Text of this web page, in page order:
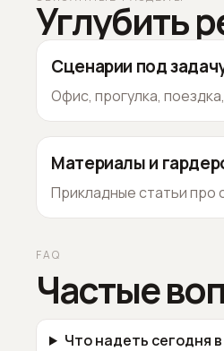
Углубить
Сценарии под
Офис, прогулка,
Материалы и
Прикладные статьи про
FAQ
Частые
Что надеть сегодня